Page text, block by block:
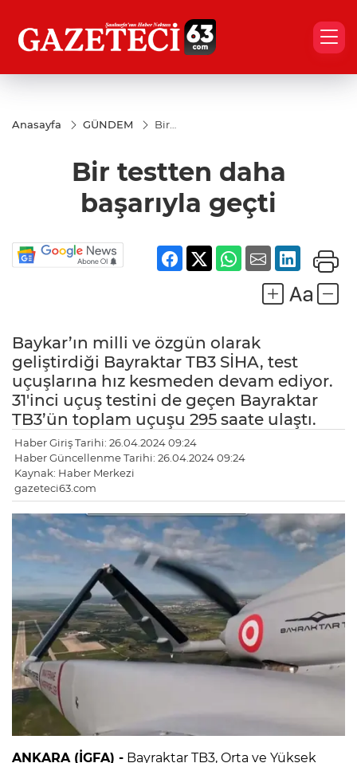
Anasayfa GÜNDEM
Bir
başarıyla
geçti
Bir testten daha
başarıyla geçti
Baykar’ın milli ve özgün olarak
geliştirdiği Bayraktar TB3 SİHA, test
uçuşlarına hız kesmeden devam ediyor.
31'inci uçuş testini de geçen Bayraktar
TB3’ün toplam uçuşu 295 saate ulaştı.
Haber Giriş Tarihi: 26.04.2024 09:24
Haber Güncellenme Tarihi: 26.04.2024 09:24
Kaynak: Haber Merkezi
gazeteci63.com
ANKARA (İGFA) - Bayraktar TB3, Orta ve Yüksek